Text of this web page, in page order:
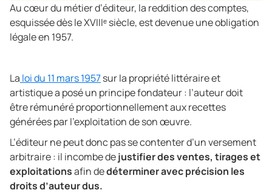
Au cœur du métier d’éditeur, la reddition des comptes,
esquissée dès le XVIIIᵉ siècle, est devenue une obligation
légale en 1957.
La loi du 11 mars 1957sur la propriété littéraire et
artistique a posé un principe fondateur : l’auteur doit
être rémunéré proportionnellement aux recettes
générées par l’exploitation de son œuvre.
L’éditeur ne peut donc pas se contenter d’un versement
arbitraire : il incombe dejustifier des ventes, tirages et
exploitationsafin dedéterminer avec précision les
droits d’auteur dus.